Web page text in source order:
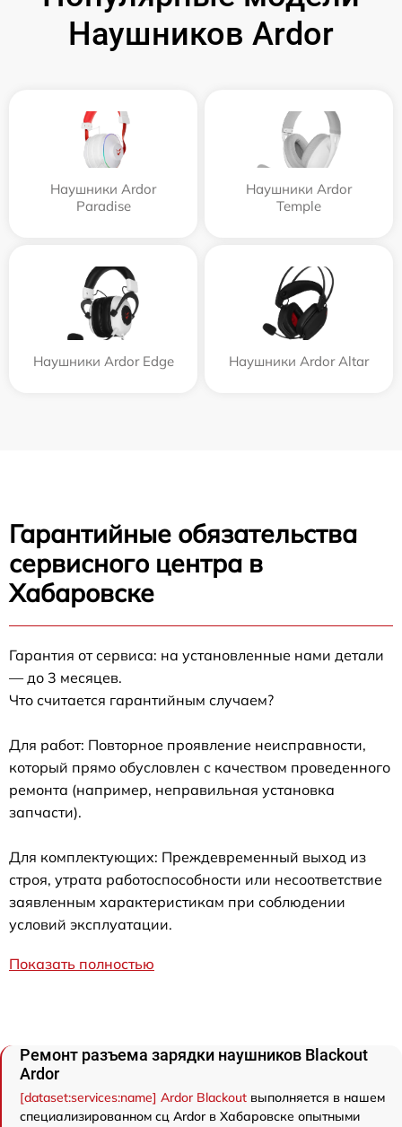
Наушников Ardor
Наушники Ardor
Paradise
Наушники Ardor
Temple
Наушники Ardor Edge Наушники Ardor Аltar
Гарантийные обязательства
сервисного центра в
Хабаровске
Гарантия от сервиса: на установленные нами детали
— до 3 месяцев.
Что считается гарантийным случаем?
Для работ: Повторное проявление неисправности,
который прямо обусловлен с качеством проведенного
ремонта (например, неправильная установка
запчасти).
Для комплектующих: Преждевременный выход из
строя, утрата работоспособности или несоответствие
заявленным характеристикам при соблюдении
условий эксплуатации.
Показать полностью
Ремонт разъема зарядки наушников Blackout
Ardor
[dataset:services:name] Ardor Blackout выполняется в нашем
специализированном сц Ardor в Хабаровске опытными